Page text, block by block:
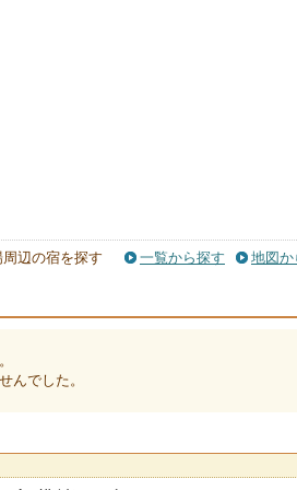
辺の宿を探す 一覧から探す 地図か
んでした。